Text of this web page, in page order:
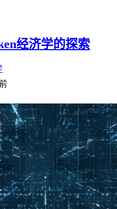
经济学的探索